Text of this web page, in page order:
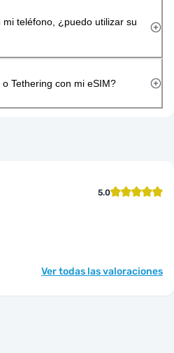
teléfono, ¿puedo utilizar su
Tethering con mi eSIM?
5.0
Ver todas las valoraciones